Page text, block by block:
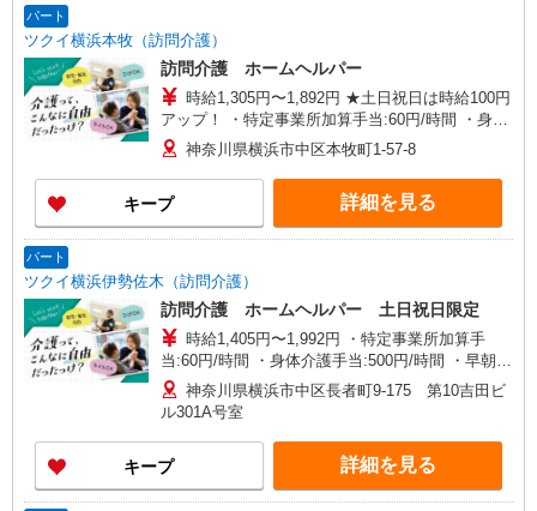
パート
ツクイ横浜本牧（訪問介護）
訪問介護 ホームヘルパー
時給1,305円〜1,892円 ★土日祝日は時給100円
アップ！ ・特定事業所加算手当:60円/時間 ・身体
介護手当:500円/時間 ・早朝夜間深夜手当:300円/
時間 （18:00〜翌07:59の時間帯） ・ICT手
当:2,000円/月 ・深夜割増は別途支給 ・ケア→ケ
アの移動時間も賃金（時給）を支給 ※給与幅は資
格・経験等による
神奈川県横浜市中区本牧町1-57-8
キープ 詳細を見る
パート
ツクイ横浜伊勢佐木（訪問介護）
訪問介護 ホームヘルパー 土日祝日限定
時給1,405円〜1,992円 ・特定事業所加算手
当:60円/時間 ・身体介護手当:500円/時間 ・早朝夜
間深夜手当:300円/時間 （18:00〜翌07:59の時間
帯） ・ICT手当:2,000円/月 ・深夜割増は別途支給
・ケア→ケアの移動時間も賃金（時給）を支給 ・
土日祝日手当:100円/時間含む ※給与幅は資格・経
験等による
神奈川県横浜市中区長者町9-175 第10吉田ビ
ル301A号室
キープ 詳細を見る